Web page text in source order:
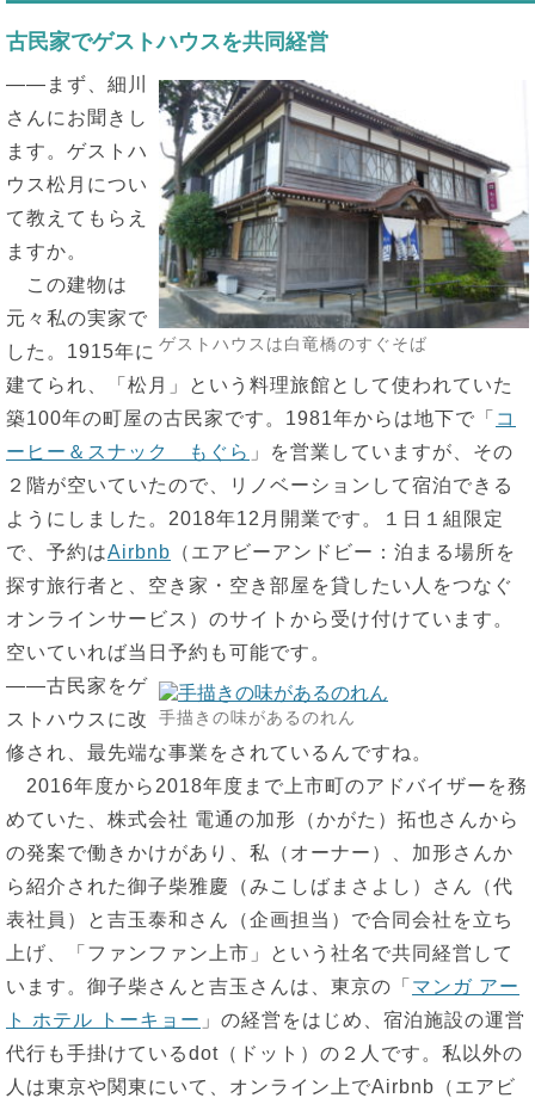
古民家でゲストハウスを共同経営
ゲストハウスは白竜橋のすぐそば
――まず、細川
さんにお聞きし
ます。ゲストハ
ウス松月につい
て教えてもらえ
ますか。
この建物は
元々私の実家で
した。1915年に
建てられ、「松月」という料理旅館として使われていた
築100年の町屋の古民家です。1981年からは地下で「 コ
ーヒー＆スナック もぐら 」を営業していますが、その
２階が空いていたので、リノベーションして宿泊できる
ようにしました。2018年12月開業です。１日１組限定
で、予約はAirbnb （エアビーアンドビー：泊まる場所を
探す旅行者と、空き家・空き部屋を貸したい人をつなぐ
オンラインサービス）のサイトから受け付けています。
空いていれば当日予約も可能です。
手描きの味があるのれん
――古民家をゲ
ストハウスに改
修され、最先端な事業をされているんですね。
2016年度から2018年度まで上市町のアドバイザーを務
めていた、株式会社 電通の加形（かがた）拓也さんから
の発案で働きかけがあり、私（オーナー）、加形さんか
ら紹介された御子柴雅慶（みこしばまさよし）さん（代
表社員）と吉玉泰和さん（企画担当）で合同会社を立ち
上げ、「ファンファン上市」という社名で共同経営して
います。御子柴さんと吉玉さんは、東京の「 マンガ アー
ト ホテル トーキョー 」の経営をはじめ、宿泊施設の運営
代行も手掛けているdot（ドット）の２人です。私以外の
人は東京や関東にいて、オンライン上でAirbnb（エアビ